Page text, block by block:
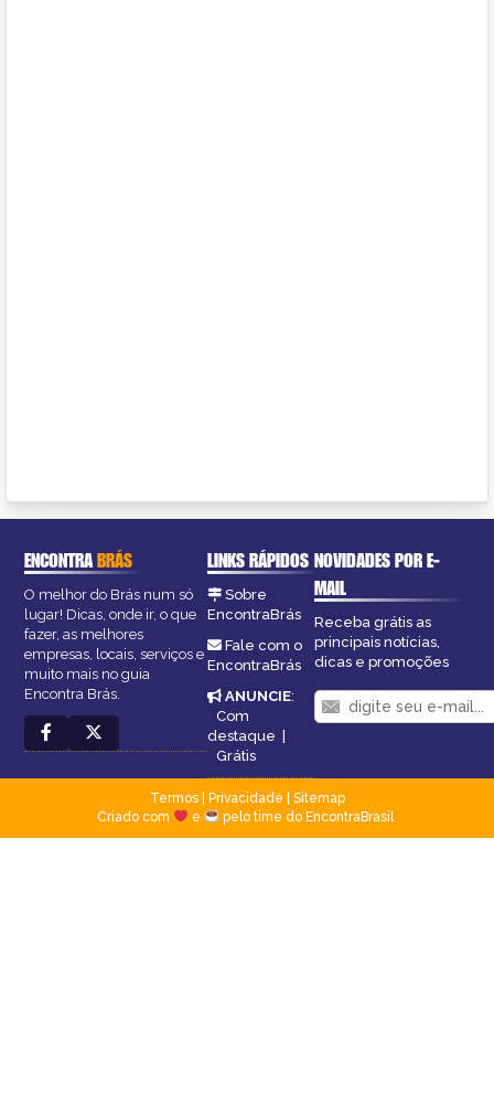
ENCONTRABRÁS
O melhor do Brás num só
lugar! Dicas, onde ir, o que
fazer, as melhores
empresas, locais, serviços e
muito mais no guia
Encontra Brás.
LINKS RÁPIDOS
Sobre
EncontraBrás
Fale com o
EncontraBrás
ANUNCIE:
Com
destaque |
Grátis
NOVIDADES POR E-
MAIL
Receba grátis as
principais notícias,
dicas e promoções
Termos| Privacidade
Sitemap
Criado com
e pelo time do EncontraBrasil